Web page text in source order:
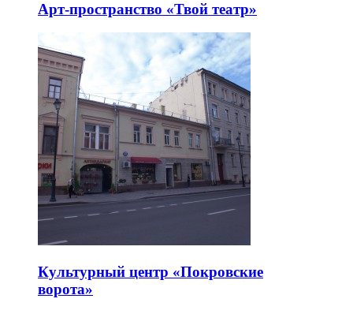
Арт-пространство «Твой театр»
Культурный центр «Покровские
ворота»